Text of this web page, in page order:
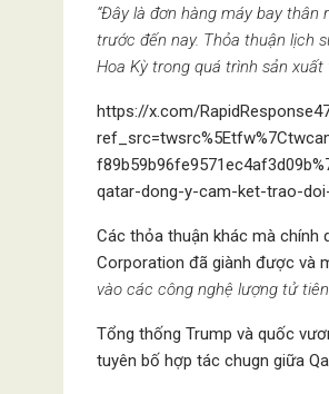
“Đây là đơn hàng máy bay
trước đến nay. Thỏa thuận lịch
Hoa Kỳ trong quá trình sản xuất
https://x.com/
qatar-dong-y-cam-ket-trao-
Các thỏa thuận khác mà chính
Corporation đã giành được và
vào các công nghệ lượng tử
Tổng thống Trump và quốc
tuyên bố hợp tác chugn giữa